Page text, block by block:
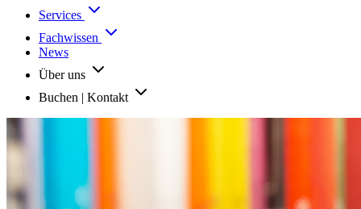
Services
Fachwissen
News
Über uns
Buchen | Kontakt